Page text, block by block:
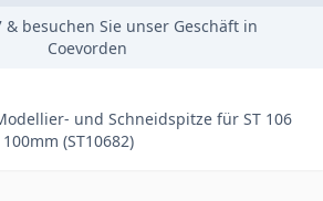
& besuchen Sie unser Geschäft in
Coevorden
und Schneidspitze für ST 106
(ST10682)